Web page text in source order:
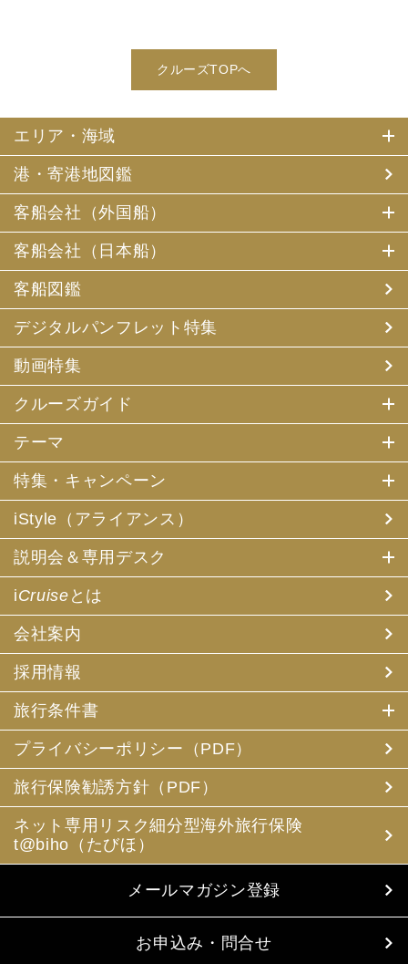
クルーズTOPへ
エリア・海域
港・寄港地図鑑
客船会社（外国船）
客船会社（日本船）
客船図鑑
デジタルパンフレット特集
動画特集
クルーズガイド
テーマ
特集・キャンペーン
iStyle（アライアンス）
説明会＆専用デスク
iCruise とは
会社案内
採用情報
旅行条件書
プライバシーポリシー（PDF）
旅行保険勧誘方針（PDF）
ネット専用リスク細分型海外旅行保険
t@biho（たびほ）
メールマガジン登録
お申込み・問合せ